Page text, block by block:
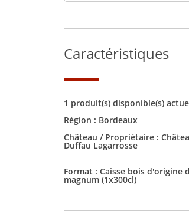
Caractéristiques
1 produit(s) disponible(s)
Région : Bordeaux
Château / Propriétaire :
Duffau Lagarrosse
Format : Caisse bois d'origine
magnum (1x300cl)